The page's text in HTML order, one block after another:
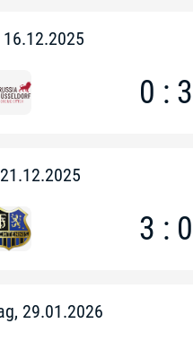
0 : 3
3 : 0
29.01.2026